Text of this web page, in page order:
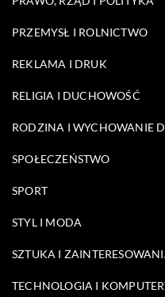
PRZEMYSŁ I ROLNICTWO
REKLAMA I DRUK
RELIGIA I DUCHOWOŚĆ
RODZINA I WYCHOWANIE
SPOŁECZEŃSTWO
SPORT
STYL I MODA
SZTUKA I
TECHNOLOGIA I